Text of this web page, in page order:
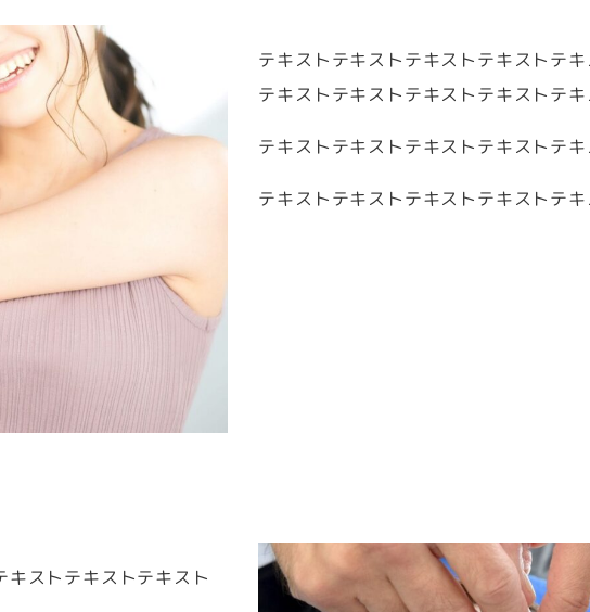
テキストテキストテキストテキストテ
テキストテキストテキストテキストテキ
テキストテキストテキストテキストテ
テキストテキストテキストテキストテキ
ストテキストテキスト